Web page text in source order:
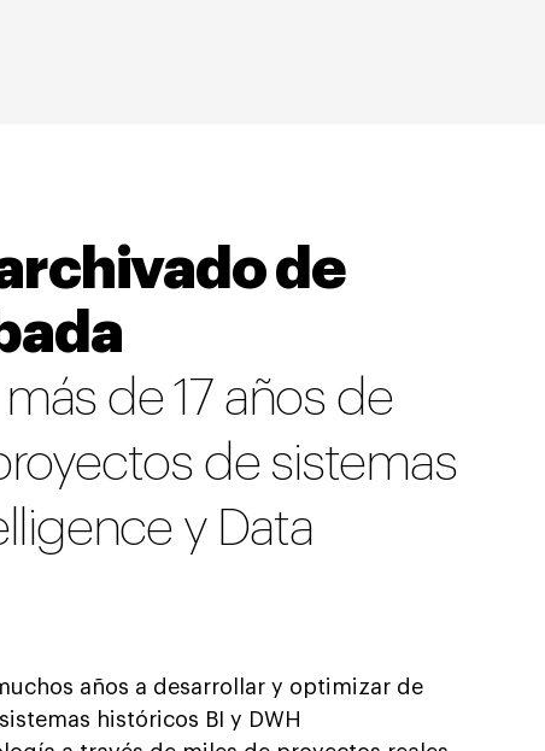
de
de 17 años de
de sistemas
y Data
años a desarrollar y optimizar de
históricos BI y DWH